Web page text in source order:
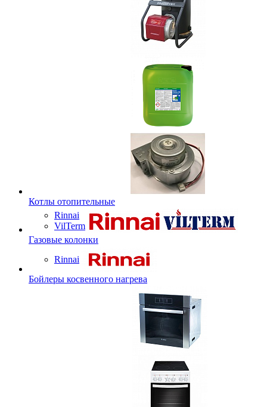
Котлы отопительные
Rinnai
VilTerm
Газовые колонки
Rinnai
Бойлеры косвенного нагрева